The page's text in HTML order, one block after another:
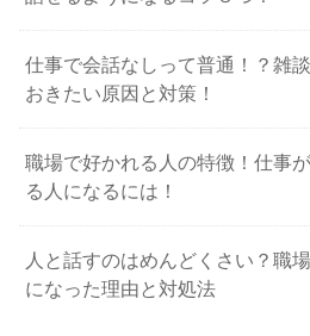
仕事で会話なしって普通！？雑
おきたい原因と対策！
職場で好かれる人の特徴！仕事
る人になるには！
人と話すのはめんどくさい？職
になった理由と対処法